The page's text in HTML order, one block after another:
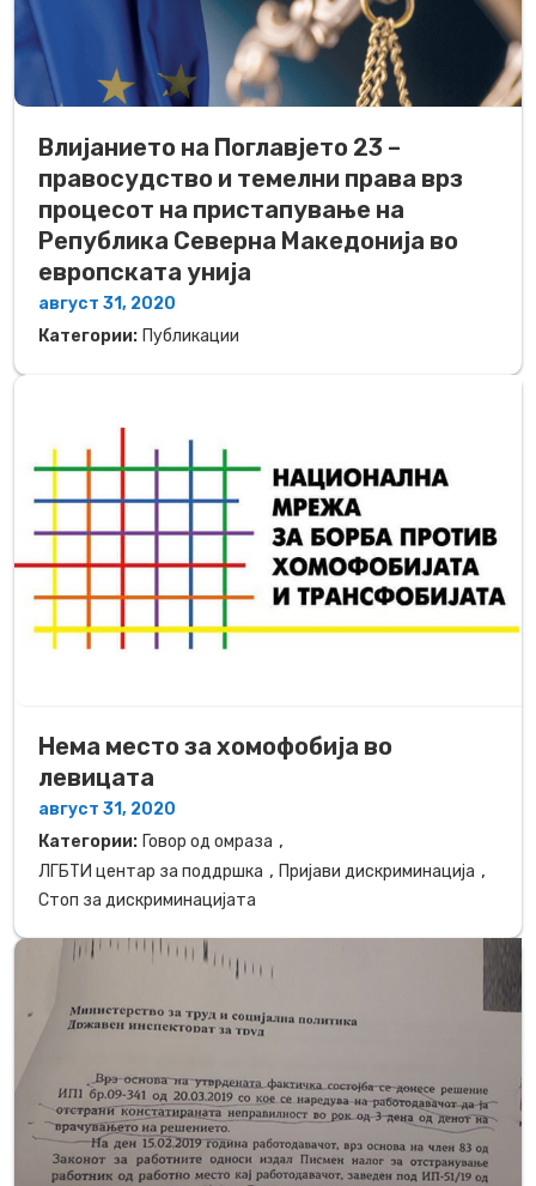
Влијанието на Поглавјето 23 –
правосудство и темелни права врз
процесот на пристапување на
Република Северна Македонија во
европската унија
август 31, 2020
Категории: Публикации
Нема место за хомофобија во
левицата
август 31, 2020
Категории: Говор од омраза ,
ЛГБТИ центар за поддршка , Пријави дискриминација ,
Стоп за дискриминацијата